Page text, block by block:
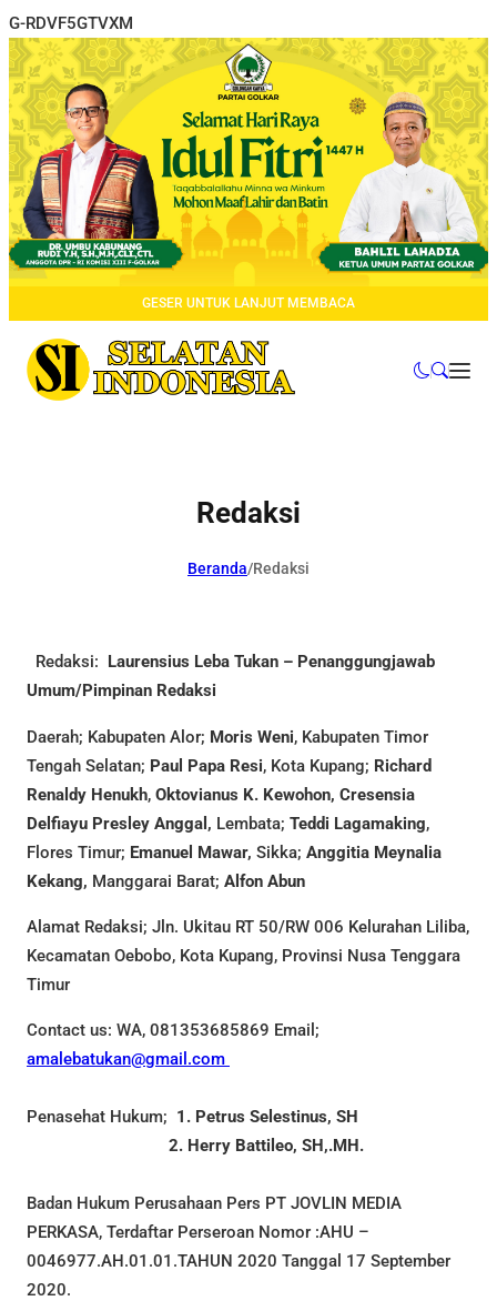
G-RDVF5GTVXM
GESER UNTUK LANJUT MEMBACA
Redaksi
Beranda/Redaksi
Redaksi:
Laurensius Leba Tukan – Penanggungjawab
Umum/Pimpinan Redaksi
Daerah; Kabupaten Alor; Moris Weni, Kabupaten Timor
Tengah Selatan; Paul Papa Resi, Kota Kupang; Richard
Renaldy Henukh, Oktovianus K. Kewohon, Cresensia
Delfiayu Presley Anggal, Lembata; Teddi Lagamaking,
Flores Timur; Emanuel Mawar, Sikka; Anggitia Meynalia
Kekang, Manggarai Barat; Alfon Abun
Alamat Redaksi; Jln. Ukitau RT 50/RW 006 Kelurahan Liliba,
Kecamatan Oebobo, Kota Kupang, Provinsi Nusa Tenggara
Timur
Contact us: WA, 081353685869 Email;
amalebatukan@gmail.com
Penasehat Hukum; 1. Petrus Selestinus, SH
2. Herry Battileo, SH,.MH.
Badan Hukum Perusahaan Pers PT JOVLIN MEDIA
PERKASA, Terdaftar Perseroan Nomor :AHU –
0046977.AH.01.01.TAHUN 2020 Tanggal 17 September
2020.